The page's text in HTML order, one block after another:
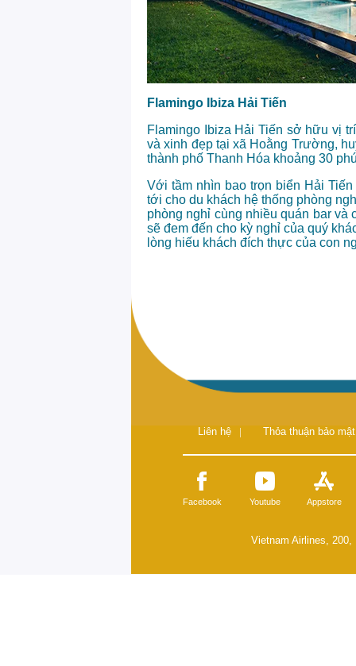
Flamingo Ibiza Hải Tiến
Flamingo Ibiza Hải Tiến sở hữu vị
và xinh đẹp tại xã Hoằng Trường,
thành phố Thanh Hóa khoảng 30
Với tầm nhìn bao trọn biển Hải
tới cho du khách hệ thống phòng
phòng nghỉ cùng nhiều quán bar và
sẽ đem đến cho kỳ nghỉ của quý
lòng hiếu khách đích thực của con
Liên hệ | Thỏa thuận bảo mật
Facebook Youtube Appstore
Vietnam Airlines,